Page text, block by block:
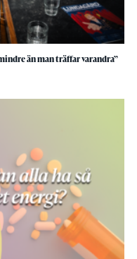
än man träffar varandra”